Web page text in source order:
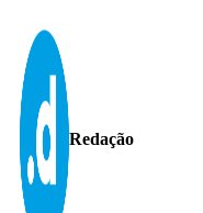
Redação